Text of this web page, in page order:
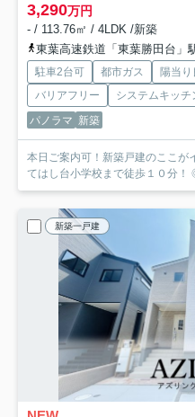
3,290万円
- / 113.76㎡ / 4LDK /新築
東葉高速鉄道「東葉勝田台」
駐車2台可 都市ガス 陽当り
バリアフリー
システムキッチ
パノラマ 新築
本日ご案内可！新築戸建のここ
てはし台小学校まで徒歩１０分
新築一戸建